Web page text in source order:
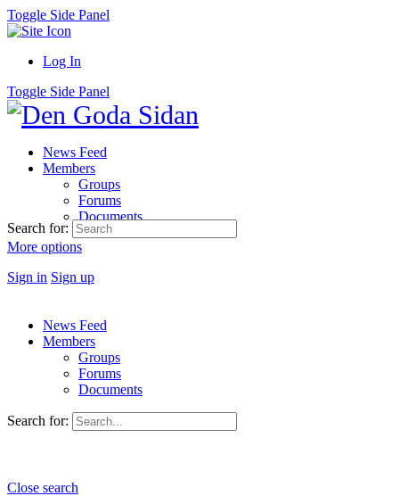
Toggle Side Panel
Log In
Toggle Side Panel
News Feed
Members
Groups
Forums
Documents
More options
Sign in Sign up
Search for:
News Feed
Members
Groups
Forums
Documents
Search for:
Close search